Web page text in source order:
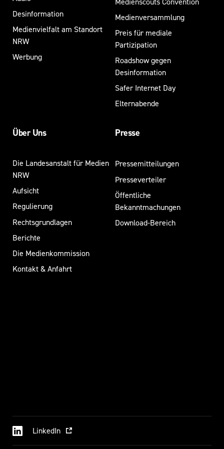
Desinformation
Medienvielfalt am Standort
NRW
Werbung
Medienversammlung
Preis für mediale
Partizipation
Roadshow gegen
Desinformation
Safer Internet Day
Elternabende
Über Uns
Die Landesanstalt für Medien
NRW
Aufsicht
Regulierung
Rechtsgrundlagen
Berichte
Die Medienkommission
Kontakt & Anfahrt
Presse
Pressemitteilungen
Presseverteiler
Öffentliche
Bekanntmachungen
Download-Bereich
LinkedIn